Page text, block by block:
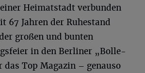
Heimatstadt verbunden
67 Jahren der Ruhestand
großen und bunten
in den Berliner „Bolle-
das Top Magazin – genauso